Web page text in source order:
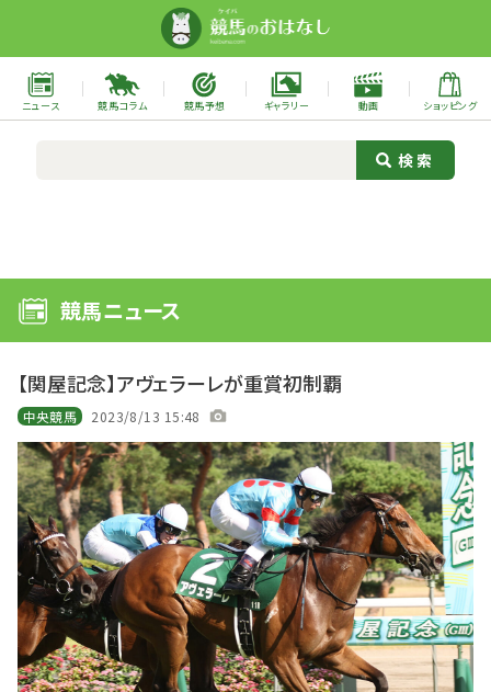
ニュース 競馬コラム 競馬予想 ギャラリー 動画 ショッピング
競馬ニュース
【関屋記念】アヴェラーレが重賞初制覇
中央競馬 2023/8/13 15:48